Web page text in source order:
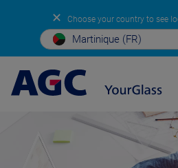
✕ Choose your country to see
Martinique (FR)